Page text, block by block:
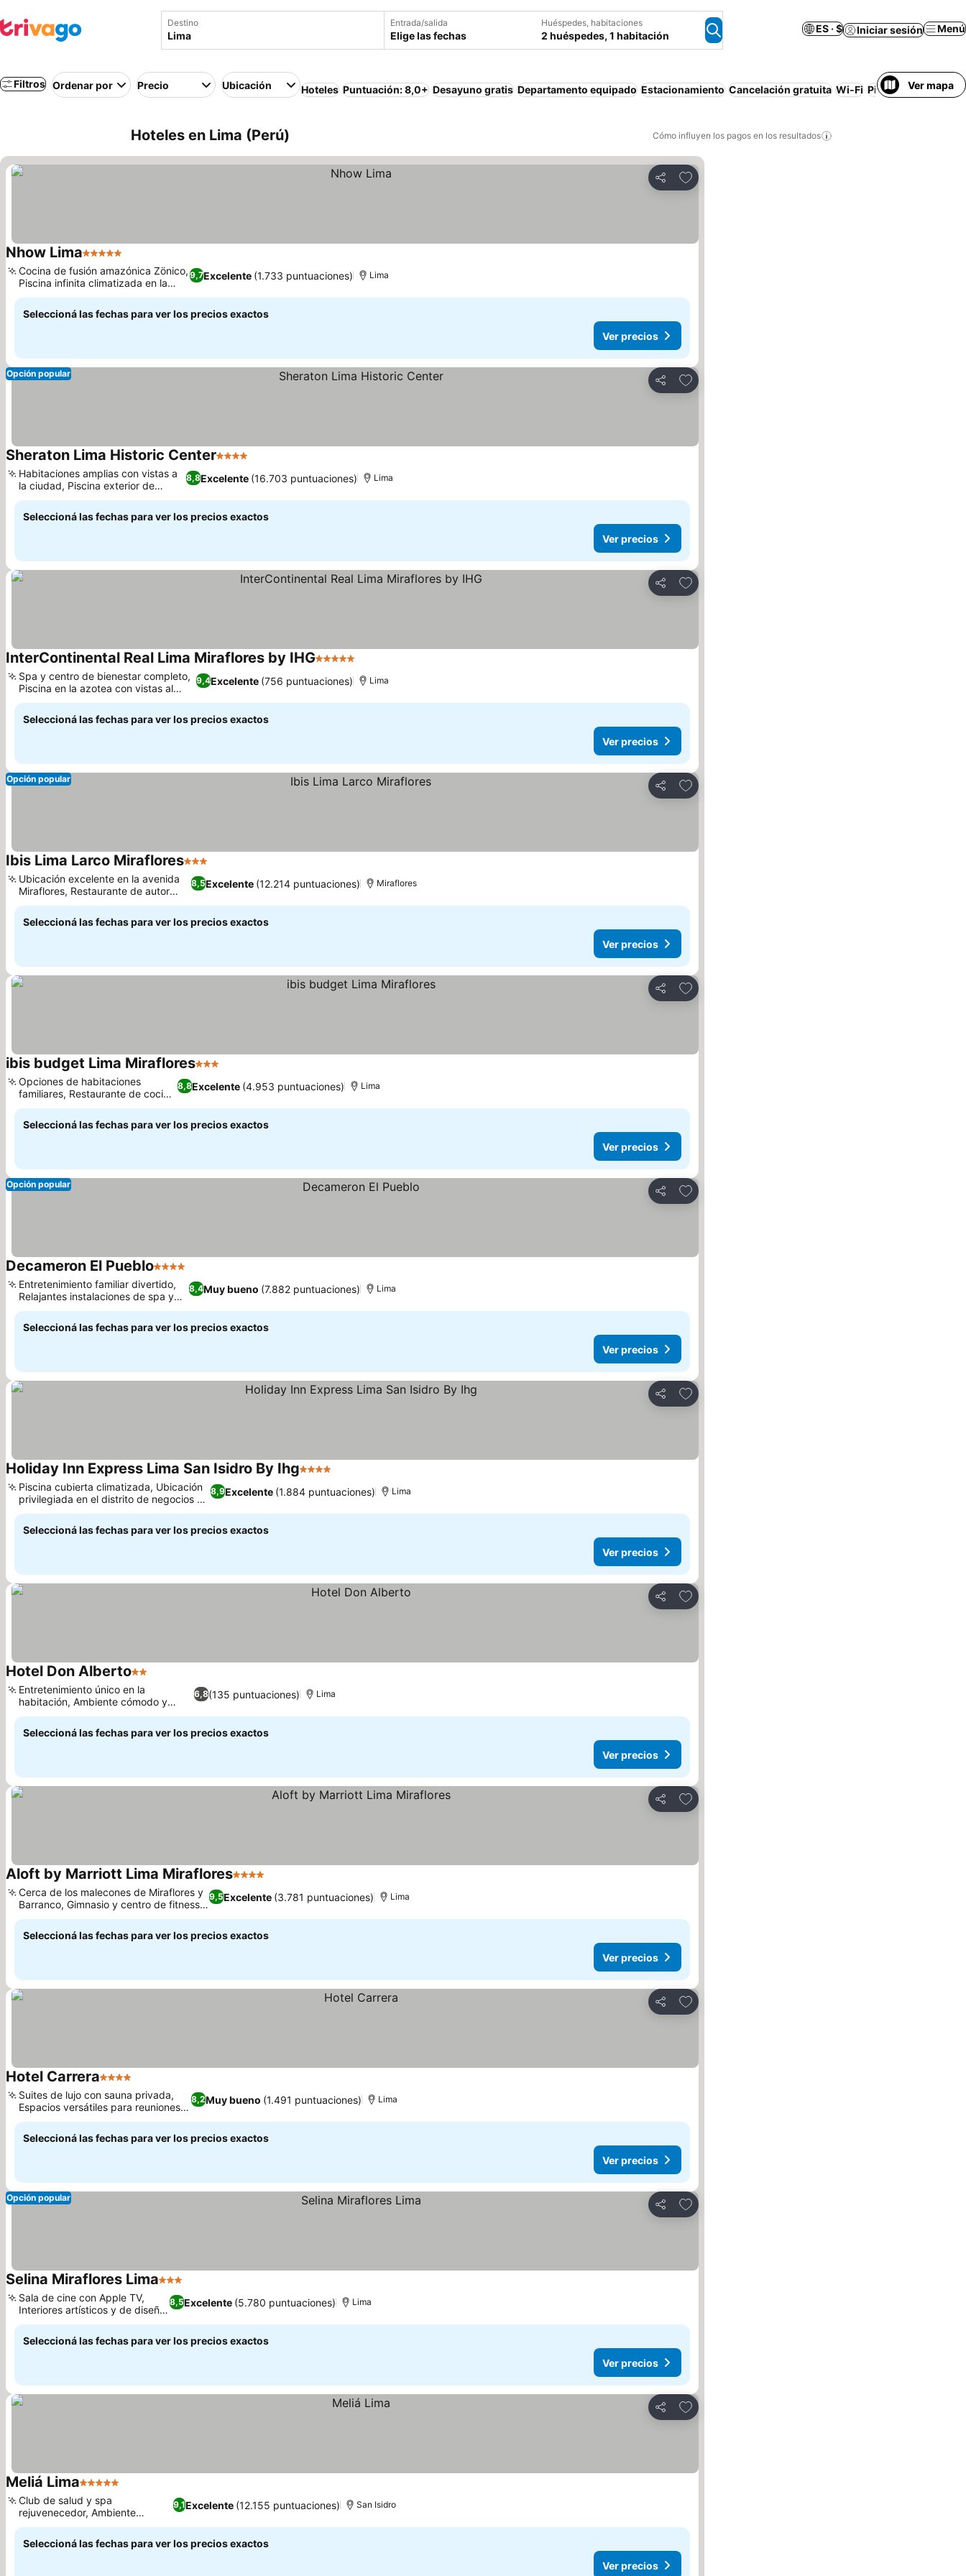
Destino Entrada/salida
Elige las fechas
Huéspedes, habitaciones
2 huéspedes, 1 habitación
ES · $ Iniciar sesión Menú
Filtros Ordenar por Precio Ubicación Hoteles Puntuación: 8,0+ Desayuno gratis Departamento equipado Estacionamiento Cancelación gratuita Wi-Fi Piscina Mascotas
Ver mapa
Hoteles en Lima (Perú) Cómo influyen los pagos en los resultados
Compartir
Añadir a favoritos
Nhow Lima5 Estrellas
9,7Excelente (1.733 puntuaciones)
Cocina de fusión amazónica Zönico,
Piscina infinita climatizada en la
azotea
Lima
Seleccioná las fechas para ver los precios exactos
Ver precios
Compartir
Añadir a favoritos
Opción popular
Sheraton Lima Historic Center4 Estrellas
8,8Excelente (16.703 puntuaciones)
Habitaciones amplias con vistas a
la ciudad, Piscina exterior de
temporada
Lima
Seleccioná las fechas para ver los precios exactos
Ver precios
Compartir
Añadir a favoritos
InterContinental Real Lima Miraflores by IHG5 Estrellas
9,4Excelente (756 puntuaciones)
Spa y centro de bienestar completo,
Piscina en la azotea con vistas al
Pacífico
Lima
Seleccioná las fechas para ver los precios exactos
Ver precios
Compartir
Añadir a favoritos
Opción popular
Ibis Lima Larco Miraflores3 Estrellas
8,5Excelente (12.214 puntuaciones)
Ubicación excelente en la avenida
Miraflores, Restaurante de autor
QCeviche!
Miraflores
Seleccioná las fechas para ver los precios exactos
Ver precios
Compartir
Añadir a favoritos
ibis budget Lima Miraflores3 Estrellas
8,8Excelente (4.953 puntuaciones)
Opciones de habitaciones
familiares, Restaurante de cocina
peruana
Lima
Seleccioná las fechas para ver los precios exactos
Ver precios
Compartir
Añadir a favoritos
Opción popular
Decameron El Pueblo4 Estrellas
8,4Muy bueno (7.882 puntuaciones)
Entretenimiento familiar divertido,
Relajantes instalaciones de spa y
bienestar
Lima
Seleccioná las fechas para ver los precios exactos
Ver precios
Compartir
Añadir a favoritos
Holiday Inn Express Lima San Isidro By Ihg4 Estrellas
8,9Excelente (1.884 puntuaciones)
Piscina cubierta climatizada, Ubicación
privilegiada en el distrito de negocios de
San Isidro
Lima
Seleccioná las fechas para ver los precios exactos
Ver precios
Compartir
Añadir a favoritos
Hotel Don Alberto2 Estrellas
6,8(135 puntuaciones)
Entretenimiento único en la
habitación, Ambiente cómodo y
seguro
Lima
Seleccioná las fechas para ver los precios exactos
Ver precios
Compartir
Añadir a favoritos
Aloft by Marriott Lima Miraflores4 Estrellas
9,5Excelente (3.781 puntuaciones)
Cerca de los malecones de Miraflores y
Barranco, Gimnasio y centro de fitness
Re:charge
Lima
Seleccioná las fechas para ver los precios exactos
Ver precios
Compartir
Añadir a favoritos
Hotel Carrera4 Estrellas
8,2Muy bueno (1.491 puntuaciones)
Suites de lujo con sauna privada,
Espacios versátiles para reuniones y
eventos
Lima
Seleccioná las fechas para ver los precios exactos
Ver precios
Compartir
Añadir a favoritos
Opción popular
Selina Miraflores Lima3 Estrellas
8,5Excelente (5.780 puntuaciones)
Sala de cine con Apple TV,
Interiores artísticos y de diseño
local
Lima
Seleccioná las fechas para ver los precios exactos
Ver precios
Compartir
Añadir a favoritos
Meliá Lima5 Estrellas
9,1Excelente (12.155 puntuaciones)
Club de salud y spa
rejuvenecedor, Ambiente
moderno y elegante
San Isidro
Seleccioná las fechas para ver los precios exactos
Ver precios